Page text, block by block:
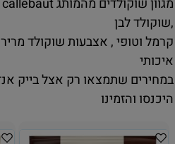
,שוקולד לבן
קרמל וטופי , אצבעות שוקולד
איכותי
היכנסו והזמינו